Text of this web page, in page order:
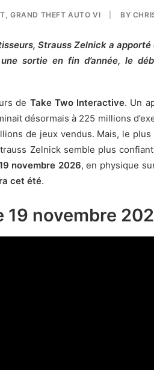
,GRAND THEFT AUTO VI BY
Strauss Zelnick a
sortie en fin d’année, le
de Take Two Interactive. Un
désormais à 225 millions
de jeux vendus. Mais, le plus
Zelnick semble plus
novembre 2026, en physique
cet été.
19 novembre